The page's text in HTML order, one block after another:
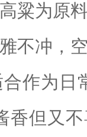
粱为原
不冲，
作为日
香但又